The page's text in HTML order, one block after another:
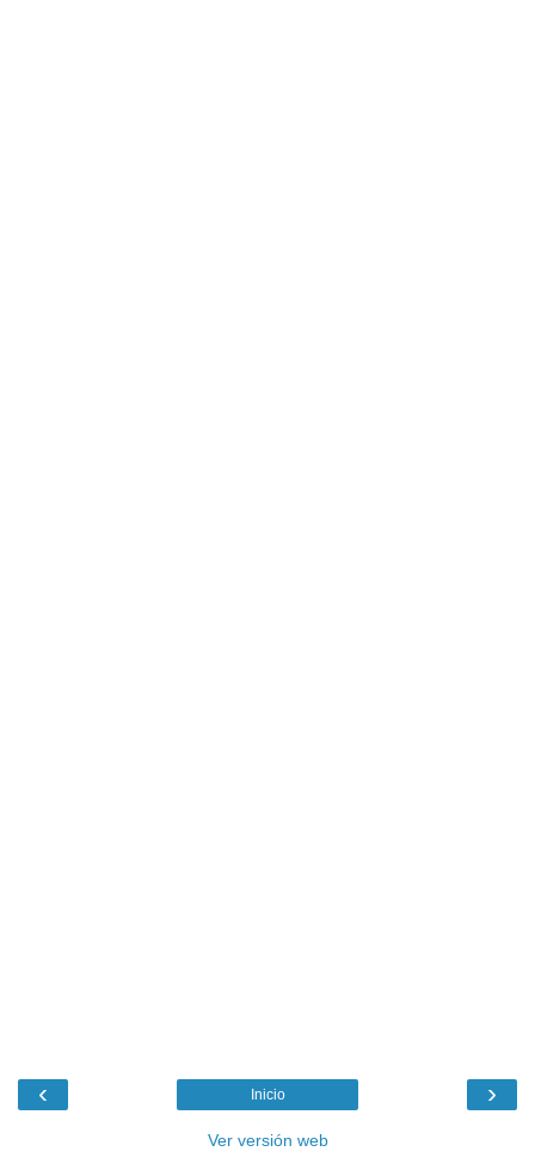
‹ ›
Inicio
Ver versión web